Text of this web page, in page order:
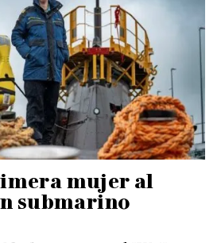
mujer al
submarino